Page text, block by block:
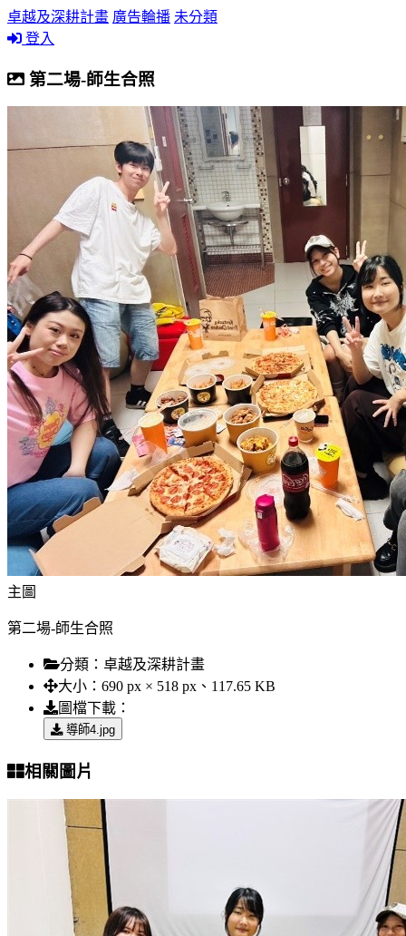
卓越及深耕計畫 廣告輪播 未分類
登入
第二場-師生合照
主圖
第二場-師生合照
分類： 卓越及深耕計畫
大小： 690 px × 518 px、117.65 KB
圖檔下載：
導師4.jpg
相關圖片